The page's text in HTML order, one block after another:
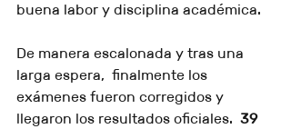
buena labor y disciplina académica.
De manera escalonada y tras una
larga espera,  finalmente los
exámenes fueron corregidos y
llegaron los resultados oficiales. 39